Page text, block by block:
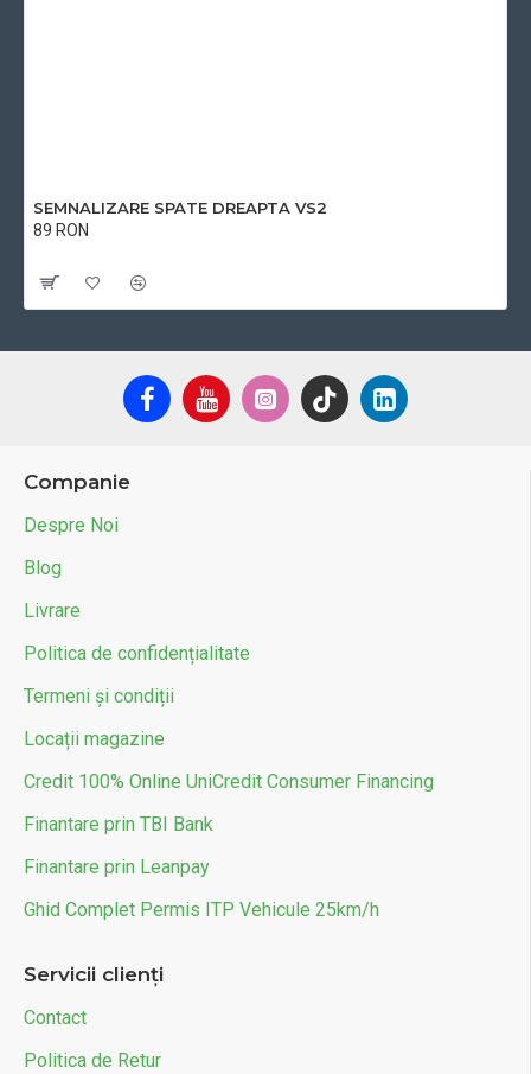
SEMNALIZARE SPATE DREAPTA VS2
89 RON
Companie
Despre Noi
Blog
Livrare
Politica de confidențialitate
Termeni și condiții
Locații magazine
Credit 100% Online UniCredit Consumer Financing
Finantare prin TBI Bank
Finantare prin Leanpay
Ghid Complet Permis ITP Vehicule 25km/h
Servicii clienți
Contact
Politica de Retur